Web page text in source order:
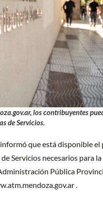
los contribuyentes
de Servicios.
que está disponible el
Servicios necesarios para la
Pública
.